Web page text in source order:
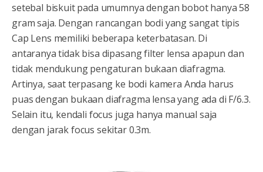
setebal biskuit pada umumnya dengan bobot hanya 58
gram saja. Dengan rancangan bodi yang sangat tipis
Cap Lens memiliki beberapa keterbatasan. Di
antaranya tidak bisa dipasang filter lensa apapun dan
tidak mendukung pengaturan bukaan diafragma.
Artinya, saat terpasang ke bodi kamera Anda harus
puas dengan bukaan diafragma lensa yang ada di F/6.3.
Selain itu, kendali focus juga hanya manual saja
dengan jarak focus sekitar 0.3m.